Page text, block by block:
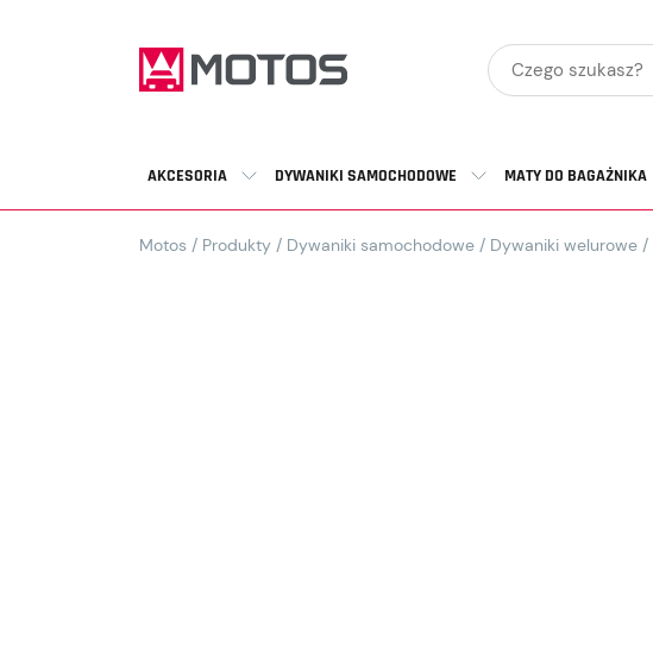
AKCESORIA DYWANIKI SAMOCHODOWE MATY DO BAGAŻNIKA
Motos / Produkty / Dywaniki samochodowe / Dywaniki welurowe /